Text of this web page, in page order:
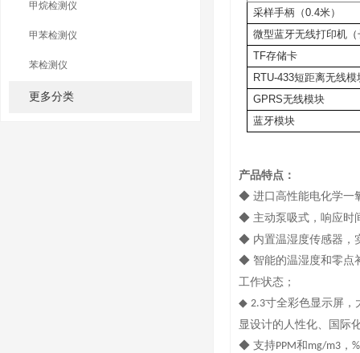
甲烷检测仪
甲苯检测仪
苯检测仪
更多分类
采样手柄（0.4米）
微型蓝牙无线打印机（
TF存储卡
RTU-433短距离无线模
GPRS无线模块
蓝牙模块
产品特点：
◆ 进口高性能电化学一
◆ 主动泵吸式，响应时
◆ 内置温湿度传感器，
◆ 智能的温湿度和零点
工作状态；
◆ 2.3寸全彩色显示屏，
显设计的人性化、国际
◆ 支持PPM和 mg/m3 ，